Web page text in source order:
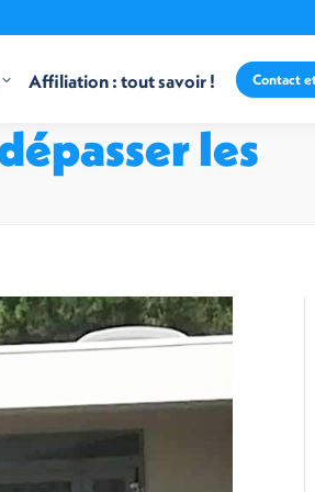
Affiliation : tout savoir ! Contact
les